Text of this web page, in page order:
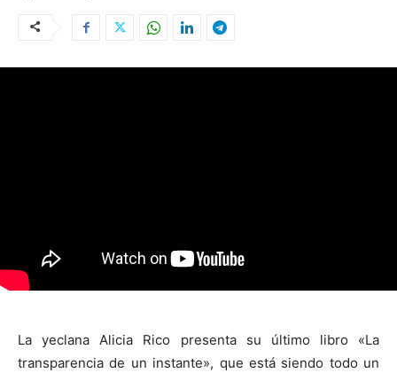
La yeclana Alicia Rico presenta su último libro «La
transparencia de un instante», que está siendo todo un